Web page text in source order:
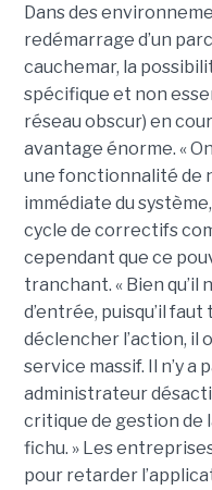
Dans des
redémarrage d’un
cauchemar, la
spécifique et non
réseau obscur) en
avantage énorme. «
une fonctionnalité de
immédiate du
cycle de correctifs
cependant que ce
tranchant. « Bien qu’il
d’entrée, puisqu’il
déclencher l’action, il
service massif. Il n’y a
administrateur
critique de gestion de
fichu. » Les
pour retarder